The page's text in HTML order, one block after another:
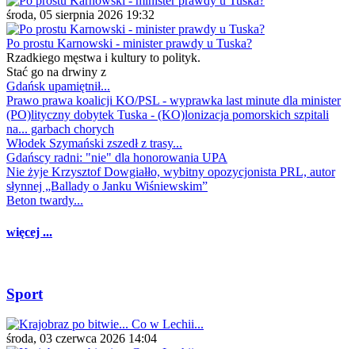
środa, 05 sierpnia 2026 19:32
Po prostu Karnowski - minister prawdy u Tuska?
Rzadkiego męstwa i kultury to polityk.
Stać go na drwiny z
Gdańsk upamiętnił...
Prawo prawa koalicji KO/PSL - wyprawka last minute dla minister
(PO)lityczny dobytek Tuska - (KO)lonizacja pomorskich szpitali
na... garbach chorych
Włodek Szymański zszedł z trasy...
Gdańscy radni: "nie" dla honorowania UPA
Nie żyje Krzysztof Dowgiałło, wybitny opozycjonista PRL, autor
słynnej „Ballady o Janku Wiśniewskim”
Beton twardy...
więcej ...
Sport
środa, 03 czerwca 2026 14:04